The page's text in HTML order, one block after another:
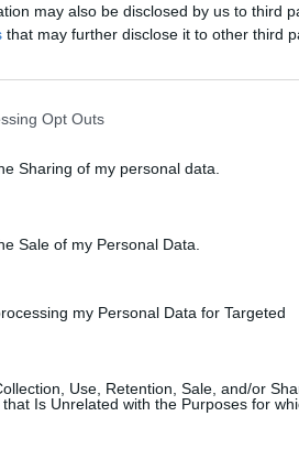
may also be disclosed by us to third
that may further disclose it to other third
Opt Outs
Sharing of my personal data.
Sale of my Personal Data.
my Personal Data for Targeted
Use, Retention, Sale, and/or
Is Unrelated with the Purposes for